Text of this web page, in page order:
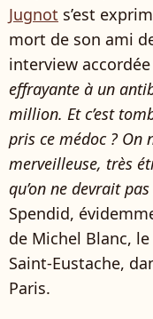
Jugnot s’est
mort de son ami
interview accordée
effrayante à un
million. Et c’est
pris ce médoc ? On
merveilleuse, très
qu’on ne devrait
Spendid,
de Michel Blanc,
Saint-Eustache,
Paris.